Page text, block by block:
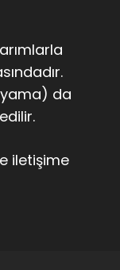
da
iletişime